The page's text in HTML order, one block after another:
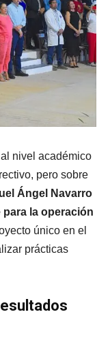
nivel académico
pero sobre
Ángel Navarro
la operación
único en el
prácticas